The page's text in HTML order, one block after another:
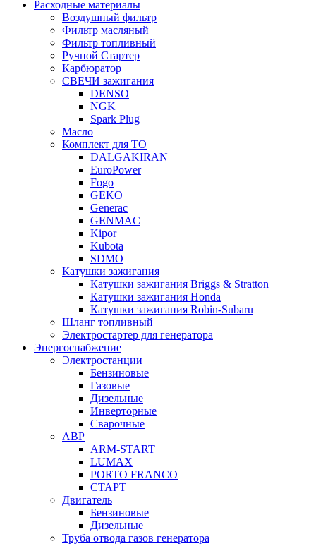
Расходные материалы
Воздушный фильтр
Фильтр масляный
Фильтр топливный
Ручной Стартер
Карбюратор
СВЕЧИ зажигания
DENSO
NGK
Spark Plug
Масло
Комплект для ТО
DALGAKIRAN
EuroPower
Fogo
GEKO
Generac
GENMAC
Kipor
Kubota
SDMO
Катушки зажигания
Катушки зажигания Briggs & Stratton
Катушки зажигания Honda
Катушки зажигания Robin-Subaru
Шланг топливный
Электростартер для генератора
Энергоснабжение
Электростанции
Бензиновые
Газовые
Дизельные
Инверторные
Сварочные
АВР
ARM-START
LUMAX
PORTO FRANCO
СТАРТ
Двигатель
Бензиновые
Дизельные
Труба отвода газов генератора